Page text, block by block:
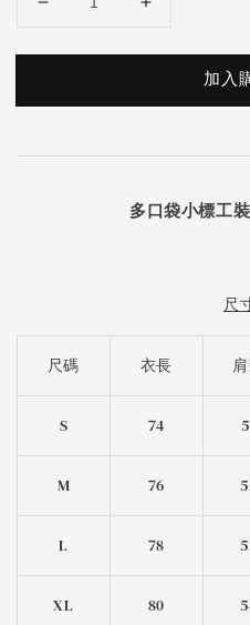
加入
多口袋小標工
尺
尺碼 衣長
S 74
M 76
L 78
XL 80